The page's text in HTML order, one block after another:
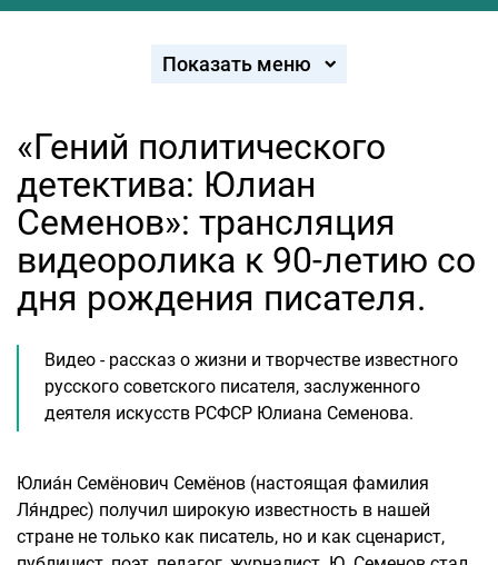
Показать меню
«Гений политического
детектива: Юлиан
Семенов»: трансляция
видеоролика к 90-летию со
дня рождения писателя.
Видео - рассказ о жизни и творчестве известного
русского советского писателя, заслуженного
деятеля искусств РСФСР Юлиана Семенова.
Юлиа́н Семёнович Семёнов (настоящая фамилия
Ля́ндрес) получил широкую известность в нашей
стране не только как писатель, но и как сценарист,